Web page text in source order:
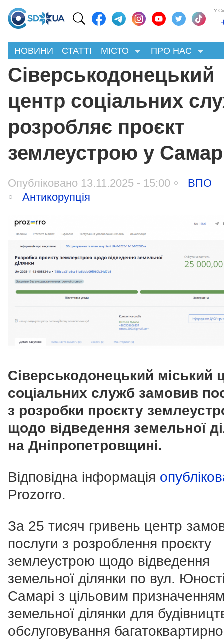
У
НОВИНИ СТАТТІ МІСТО ПРО НАС
Сіверськодонецький
центр соціальних
розробляє проєкт
землеустрою у
Опубліковано 13.11.2025 - 15:00
ВПО
Антикорупція
Сіверськодонецький міський
соціальних служб замовив
з розробки проєкту
щодо відведення земельної
на Дніпропетровщині.
Відповідна інформація
Prozorro.
За 25 тисяч гривень центр
послуги з розроблення проєкту
землеустрою щодо відведення
земельної ділянки по вул.
Самарі з цільовим
земельної ділянки для
обслуговування